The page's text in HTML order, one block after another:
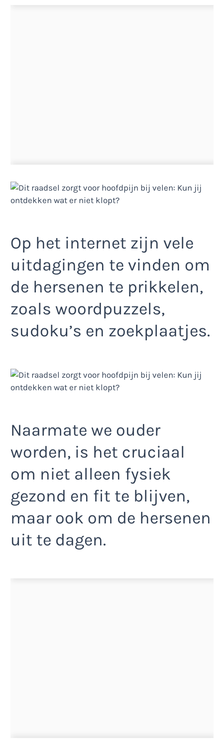
Op het internet zijn vele
uitdagingen te vinden om
de hersenen te prikkelen,
zoals woordpuzzels,
sudoku’s en zoekplaatjes.
Naarmate we ouder
worden, is het cruciaal
om niet alleen fysiek
gezond en fit te blijven,
maar ook om de hersenen
uit te dagen.